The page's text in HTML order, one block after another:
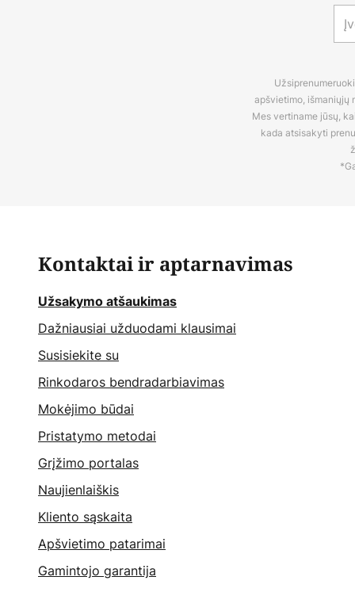
apšvietimo, išmaniųjų
Mes vertiname jūsų,
kada atsisakyti
Kontaktai ir aptarnavimas
Užsakymo atšaukimas
Dažniausiai užduodami klausimai
Susisiekite su
Rinkodaros bendradarbiavimas
Mokėjimo būdai
Pristatymo metodai
Grįžimo portalas
Naujienlaiškis
Kliento sąskaita
Apšvietimo patarimai
Gamintojo garantija